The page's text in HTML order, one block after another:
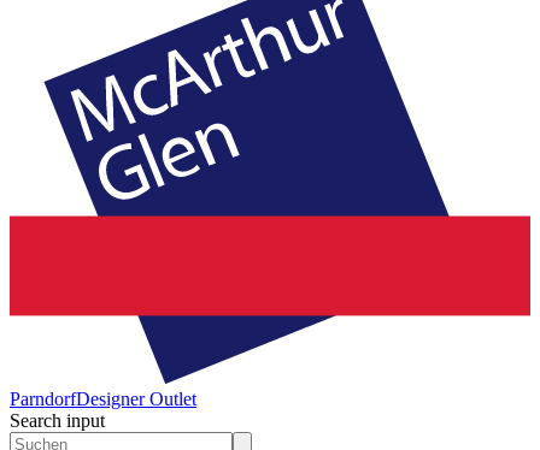
ParndorfDesigner Outlet
Search input